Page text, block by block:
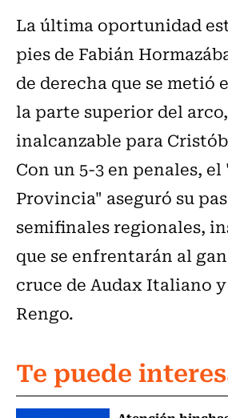
La última oportunidad
pies de Fabián
de derecha que se metió
la parte superior del
inalcanzable para
Con un 5-3 en penales, el
Provincia" aseguró su
semifinales regionales,
que se enfrentarán al
cruce de Audax Italiano
Rengo.
Te puede